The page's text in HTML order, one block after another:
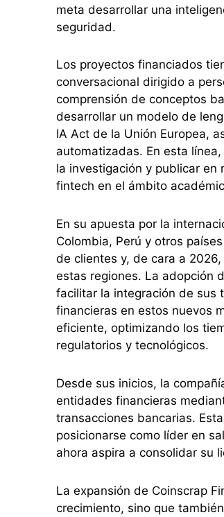
meta desarrollar una
seguridad.
Los proyectos financiados
conversacional dirigido a
comprensión de conceptos
desarrollar un modelo de
IA Act de la Unión Europea,
automatizadas. En esta
la investigación y publicar
fintech en el ámbito
En su apuesta por la
Colombia, Perú y otros
de clientes y, de cara a
estas regiones. La adopción
facilitar la integración de sus
financieras en estos nuevos
eficiente, optimizando los
regulatorios y tecnológicos.
Desde sus inicios, la
entidades financieras
transacciones bancarias.
posicionarse como líder en
ahora aspira a consolidar su
La expansión de Coinscrap
crecimiento, sino que